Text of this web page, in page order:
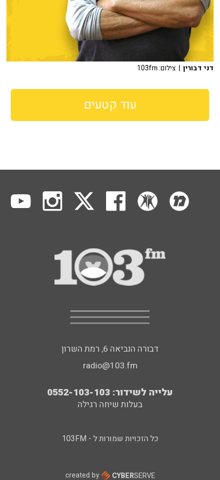
דני דבורין | צילום: 103fm
עוד קטעים
דבורה הנביאה 6, רמת השרון
radio@103.fm
עלייה לשידור: 0552-103-103
בעלות שיחה רגילה
כל הזכויות שמורות ל - 103FM
created by CYBERSERVE